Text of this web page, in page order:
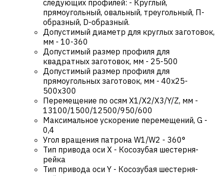
следующих профилей: - Круглый,
прямоугольный, овальный, треугольный, П-
образный, D-образный.
Допустимый диаметр для круглых заготовок,
мм - 10-360
Допустимый размер профиля для
квадратных заготовок, мм - 25-500
Допустимый размер профиля для
прямоугольных заготовок, мм - 40х25-
500х300
Перемещение по осям X1/X2/X3/Y/Z, мм -
13100/1500/12500/950/600
Максимальное ускорение перемещений, G -
0,4
Угол вращения патрона W1/W2 - 360°
Тип привода оси X - Косозубая шестерня-
рейка
Тип привода оси Y - Косозубая шестерня-